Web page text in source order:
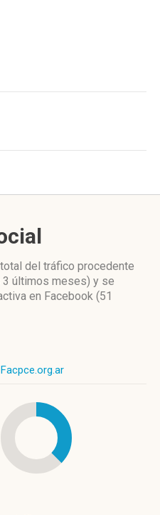
del tráfico procedente
3 últimos meses) y se
en Facebook (51